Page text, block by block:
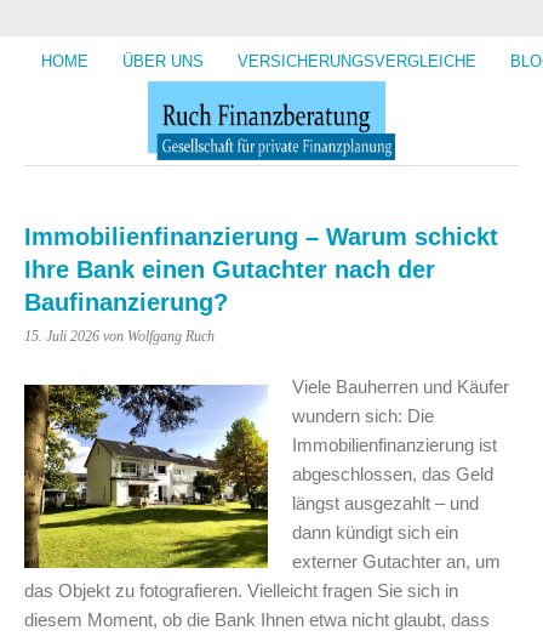
HOME ÜBER UNS VERSICHERUNGSVERGLEICHE
Immobilienfinanzierung – Warum schickt
Ihre Bank einen Gutachter nach der
Baufinanzierung?
15. Juli 2026 von Wolfgang Ruch
Viele Bauherren und Käufer
wundern sich: Die
Immobilienfinanzierung ist
abgeschlossen, das Geld
längst ausgezahlt – und
dann kündigt sich ein
externer Gutachter an, um
das Objekt zu fotografieren. Vielleicht fragen Sie sich in
diesem Moment, ob die Bank Ihnen etwa nicht glaubt, dass